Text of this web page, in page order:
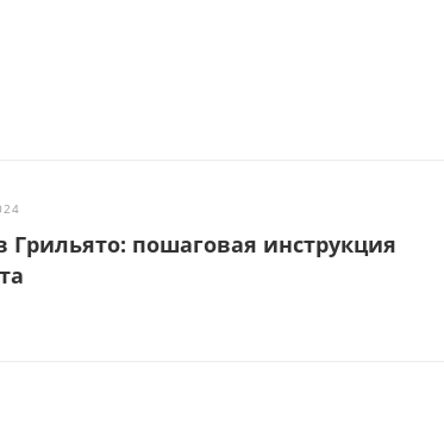
пошаговая инструкция